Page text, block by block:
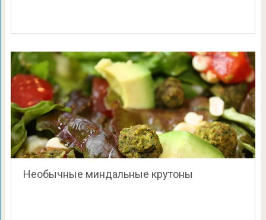
Необычные миндальные крутоны